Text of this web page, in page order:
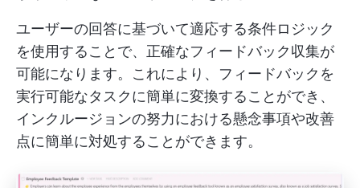
ユーザーの回答に基づいて適応する条件ロジック
を使用することで、正確なフィードバック収集が
可能になります。これにより、フィードバックを
実行可能なタスクに簡単に変換することができ、
インクルージョンの努力における懸念事項や改善
点に簡単に対処することができます。